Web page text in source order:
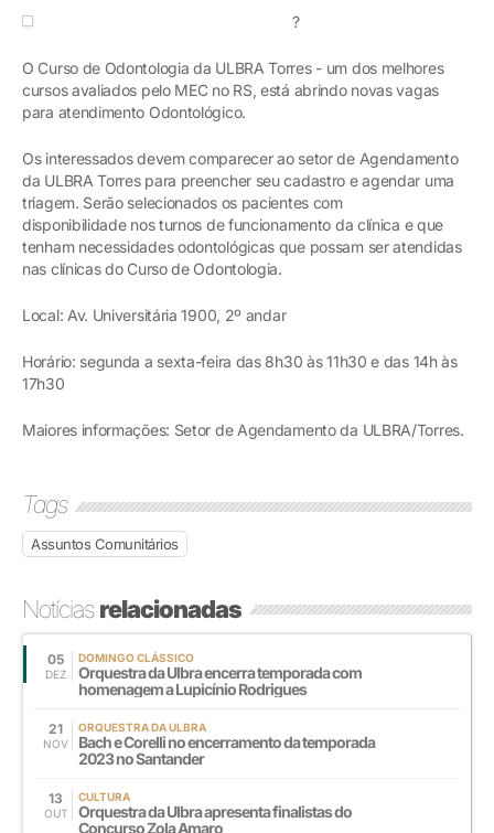
?
O Curso de Odontologia da ULBRA Torres - um dos melhores
cursos avaliados pelo MEC no RS, está abrindo novas vagas
para atendimento Odontológico.
Os interessados devem comparecer ao setor de Agendamento
da ULBRA Torres para preencher seu cadastro e agendar uma
triagem. Serão selecionados os pacientes com
disponibilidade nos turnos de funcionamento da clínica e que
tenham necessidades odontológicas que possam ser atendidas
nas clínicas do Curso de Odontologia.
Local: Av. Universitária 1900, 2º andar
Horário: segunda a sexta-feira das 8h30 às 11h30 e das 14h às
17h30
Maiores informações: Setor de Agendamento da ULBRA/Torres.
Tags
Assuntos Comunitários
Notíciasrelacionadas
05
DEZ
DOMINGO CLÁSSICO
Orquestra da Ulbra encerra temporada com
homenagem a Lupicínio Rodrigues
21
NOV
ORQUESTRA DA ULBRA
Bach e Corelli no encerramento da temporada
2023 no Santander
13
OUT
CULTURA
Orquestra da Ulbra apresenta finalistas do
Concurso Zola Amaro